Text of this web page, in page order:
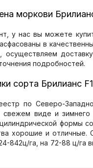
моркови
у нас вы можете
в
, осуществляем
подробностей.
сорта Брилианс
по Северо-
свежем виде и
формы
хорошие и отличные.
842ц/га, на 72-88 ц/га